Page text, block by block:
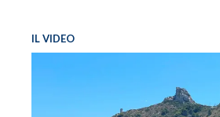
IL VIDEO